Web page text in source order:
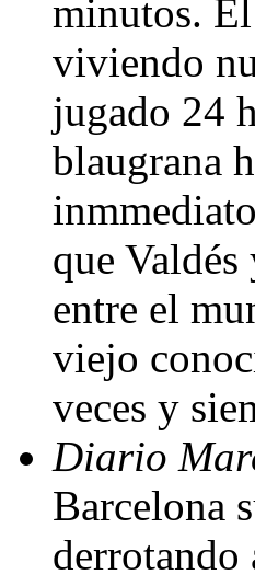
minutos.
viviendo
jugado 24
blaugrana
que Valdés
entre el
viejo
veces y
Diario
Barcelona